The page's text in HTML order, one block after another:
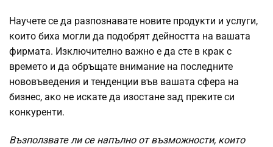
Научете се да разпознавате новите продукти и услуги,
които биха могли да подобрят дейността на вашата
фирмата. Изключително важно е да сте в крак с
времето и да обръщате внимание на последните
нововъведения и тенденции във вашата сфера на
бизнес, ако не искате да изостане зад преките си
конкуренти.
Възползвате ли се напълно от възможности, които